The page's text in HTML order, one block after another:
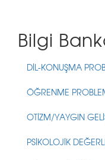
Bilgi
DİL-KONUŞMA
ÖĞRENME
OTİZM/YAYGIN
PSİKOLOJİK